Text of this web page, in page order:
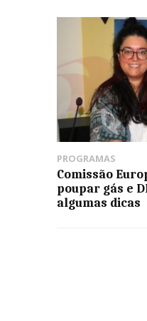
PROGRAMAS
Comissão
poupar gás e
algumas dicas